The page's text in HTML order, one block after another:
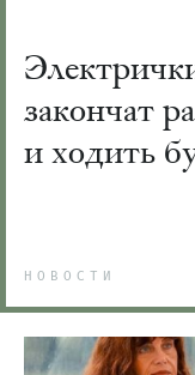
закончат
и ходить
НОВОСТИ